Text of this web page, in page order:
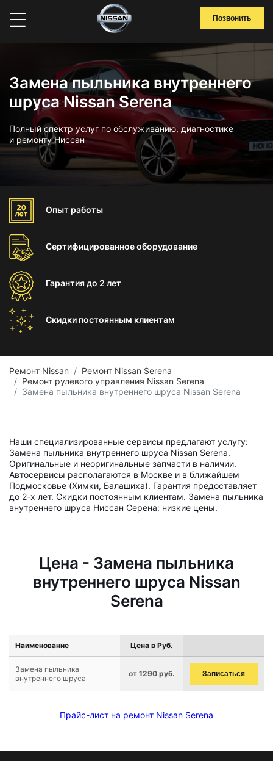
Позвонить
Замена пыльника внутреннего
шруса Nissan Serena
Полный спектр услуг по обслуживанию, диагностике
и ремонту Ниссан
Опыт работы
Сертифицированноеоборудование
Гарантиядо 2 лет
Скидки постоянным клиентам
Ремонт Nissan
Ремонт Nissan Serena
Ремонт рулевого управления Nissan Serena
Замена пыльника внутреннего шруса Nissan Serena
Наши специализированные сервисы предлагают услугу:
Замена пыльника внутреннего шруса Nissan Serena.
Оригинальные и неоригинальные запчасти в наличии.
Автосервисы располагаются в Москве и в ближайшем
Подмосковье (Химки, Балашиха). Гарантия предоставляет
до 2-х лет. Скидки постоянным клиентам. Замена пыльника
внутреннего шруса Ниссан Серена: низкие цены.
Цена - Замена пыльника
внутреннего шруса Nissan
Serena
Наименование Цена в Руб.
Замена пыльника
внутреннего шруса
от 1290 руб. Записаться
Прайс-лист на ремонт Nissan Serena